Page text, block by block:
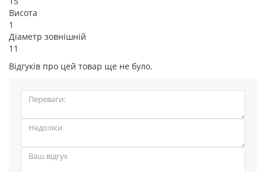
Висота
1
Діаметр зовнішній
11
Відгуків про цей товар ще не було.